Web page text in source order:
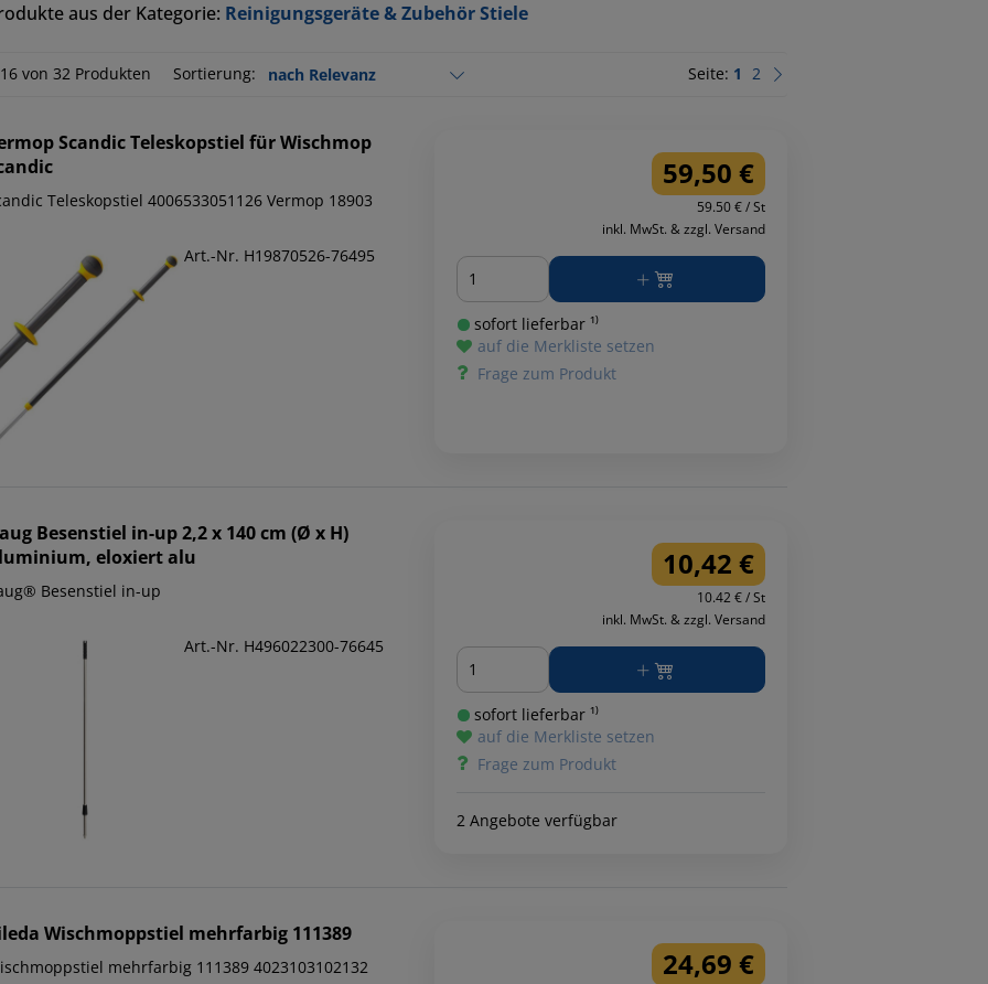
aus der Kategorie: Reinigungsgeräte & Zubehör Stiele
von 32 Produkten Sortierung: Seite: 1 2
Scandic Teleskopstiel für Wischmop
Teleskopstiel 4006533051126 Vermop 18903
Art.-Nr. H19870526-76495
59,50 €
59.50 € / St
inkl. MwSt. & zzgl. Versand
Menge
sofort lieferbar ¹⁾
auf die Merkliste setzen
Frage zum Produkt
Besenstiel in-up 2,2 x 140 cm (Ø x H)
eloxiert alu
Besenstiel in-up
Art.-Nr. H496022300-76645
10,42 €
10.42 € / St
inkl. MwSt. & zzgl. Versand
Menge
sofort lieferbar ¹⁾
auf die Merkliste setzen
Frage zum Produkt
2 Angebote verfügbar
Wischmoppstiel mehrfarbig 111389
mehrfarbig 111389 4023103102132 24,69 €